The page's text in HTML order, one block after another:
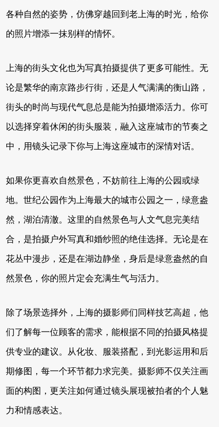
各种自然的姿势，仿佛穿越回到老上海的时光，给你
的照片增添一抹别样的情怀。
上海的街头文化也为写真拍摄提供了更多可能性。无
论是繁华的南京路步行街，还是人气满满的衡山路，
街头的时尚与现代气息总是能为拍摄增添活力。你可
以选择穿着休闲的街头服装，融入这座城市的节奏之
中，用镜头记录下你与上海这座城市的深情对话。
如果你更喜欢自然景色，不妨前往上海的公园或绿
地。世纪公园作为上海最大的城市公园之一，绿意盎
然，湖泊清澈。这里的自然景色与人文气息完美结
合，是拍摄户外写真和婚纱照的绝佳选择。无论是在
花丛中漫步，还是在湖边静坐，身后是绿意盎然的自
然景色，你的照片定会充满生气与活力。
除了场景选择外，上海的摄影师们同样技艺高超，他
们了解每一位顾客的需求，能根据不同的拍摄风格提
供专业的建议。从化妆、服装搭配，到光影运用和后
期修图，每一个环节都力求完美。摄影师不仅关注画
面的构图，更关注如何通过镜头展现被拍者的个人魅
力和情感表达。